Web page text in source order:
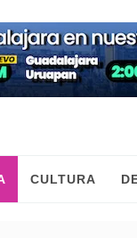
CULTURA